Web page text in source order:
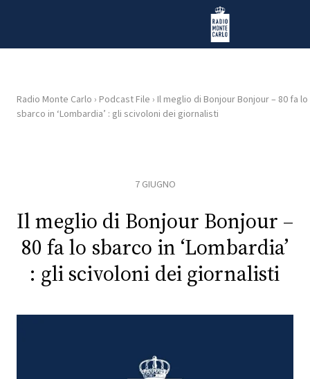
Radio Monte Carlo
HOME
RADIO
PLAYLIST
Radio Monte Carlo › Podcast File › Il meglio di Bonjour Bonjour – 80 fa lo
sbarco in ‘Lombardia’ : gli scivoloni dei giornalisti
7 GIUGNO
Il meglio di Bonjour Bonjour –
80 fa lo sbarco in ‘Lombardia’
: gli scivoloni dei giornalisti